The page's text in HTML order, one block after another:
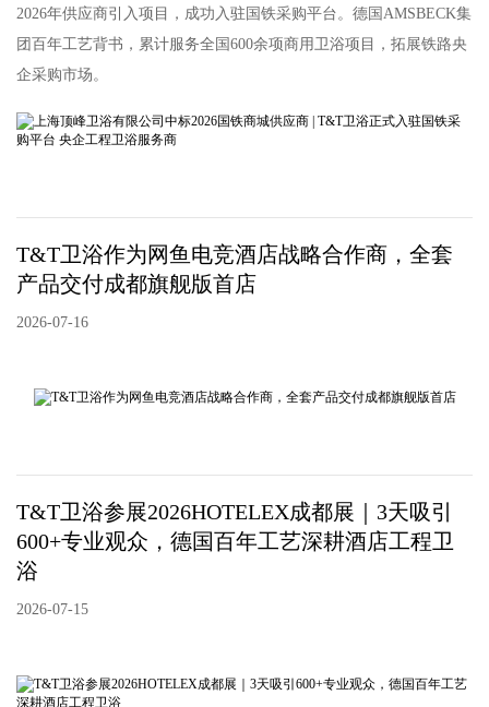
2026年供应商引入项目，成功入驻国铁采购平台。德国AMSBECK集
团百年工艺背书，累计服务全国600余项商用卫浴项目，拓展铁路央
企采购市场。
T&T卫浴作为网鱼电竞酒店战略合作商，全套
产品交付成都旗舰版首店
2026-07-16
T&T卫浴参展2026HOTELEX成都展｜3天吸引
600+专业观众，德国百年工艺深耕酒店工程卫
浴
2026-07-15